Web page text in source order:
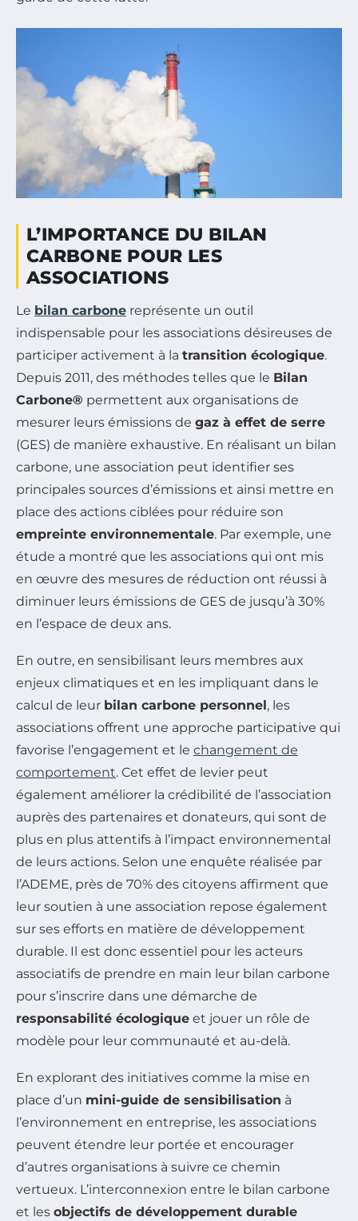
L’IMPORTANCE DU BILAN
CARBONE POUR LES
ASSOCIATIONS
Le bilan carbone représente un outil
indispensable pour les associations désireuses de
participer activement à la transition écologique.
Depuis 2011, des méthodes telles que le Bilan
Carbone® permettent aux organisations de
mesurer leurs émissions de gaz à effet de serre
(GES) de manière exhaustive. En réalisant un bilan
carbone, une association peut identifier ses
principales sources d’émissions et ainsi mettre en
place des actions ciblées pour réduire son
empreinte environnementale. Par exemple, une
étude a montré que les associations qui ont mis
en œuvre des mesures de réduction ont réussi à
diminuer leurs émissions de GES de jusqu’à 30%
en l’espace de deux ans.
En outre, en sensibilisant leurs membres aux
enjeux climatiques et en les impliquant dans le
calcul de leur bilan carbone personnel , les
associations offrent une approche participative qui
favorise l’engagement et le changement de
comportement. Cet effet de levier peut
également améliorer la crédibilité de l’association
auprès des partenaires et donateurs, qui sont de
plus en plus attentifs à l’impact environnemental
de leurs actions. Selon une enquête réalisée par
l’ADEME, près de 70% des citoyens affirment que
leur soutien à une association repose également
sur ses efforts en matière de développement
durable. Il est donc essentiel pour les acteurs
associatifs de prendre en main leur bilan carbone
pour s’inscrire dans une démarche de
responsabilité écologique et jouer un rôle de
modèle pour leur communauté et au-delà.
En explorant des initiatives comme la mise en
place d’un mini-guide de sensibilisation à
l’environnement en entreprise, les associations
peuvent étendre leur portée et encourager
d’autres organisations à suivre ce chemin
vertueux. L’interconnexion entre le bilan carbone
et les objectifs de développement durable